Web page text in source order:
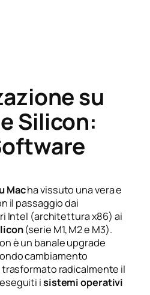
su
Silicon:
Macha vissuto una vera e
il passaggio dai
Intel (architettura x86) ai
(serie M1, M2 e M3).
è un banale upgrade
cambiamento
radicalmente il
isistemi operativi